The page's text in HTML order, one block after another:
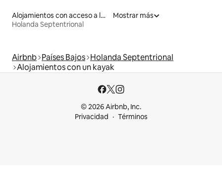
Alojamientos con acceso a la playa
Holanda Septentrional
Mostrar más
Airbnb Países Bajos Holanda Septentrional
Alojamientos con un kayak
© 2026 Airbnb, Inc.
Privacidad
Términos